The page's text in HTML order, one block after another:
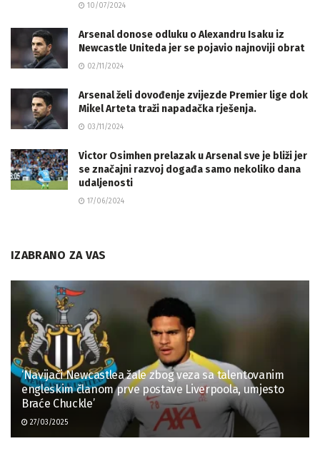
10/07/2024
Arsenal donose odluku o Alexandru Isaku iz
Newcastle Uniteda jer se pojavio najnoviji obrat
02/11/2024
Arsenal želi dovođenje zvijezde Premier lige dok
Mikel Arteta traži napadačka rješenja.
03/11/2024
Victor Osimhen prelazak u Arsenal sve je bliži jer
se značajni razvoj događa samo nekoliko dana
udaljenosti
17/06/2024
IZABRANO ZA VAS
‘Navijači Newcastlea žale zbog veza sa talentovanim
engleskim članom prve postave Liverpoola, umjesto
Braće Chuckle’
27/03/2025